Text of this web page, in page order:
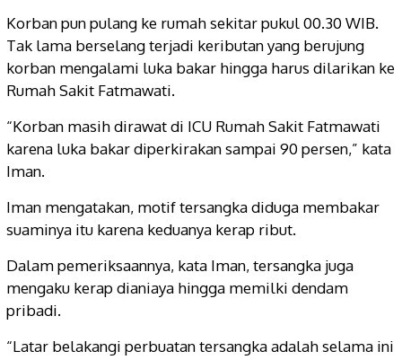
Korban pun pulang ke rumah sekitar pukul 00.30 WIB.
Tak lama berselang terjadi keributan yang berujung
korban mengalami luka bakar hingga harus dilarikan ke
Rumah Sakit Fatmawati.
“Korban masih dirawat di ICU Rumah Sakit Fatmawati
karena luka bakar diperkirakan sampai 90 persen,” kata
Iman.
Iman mengatakan, motif tersangka diduga membakar
suaminya itu karena keduanya kerap ribut.
Dalam pemeriksaannya, kata Iman, tersangka juga
mengaku kerap dianiaya hingga memilki dendam
pribadi.
“Latar belakangi perbuatan tersangka adalah selama ini